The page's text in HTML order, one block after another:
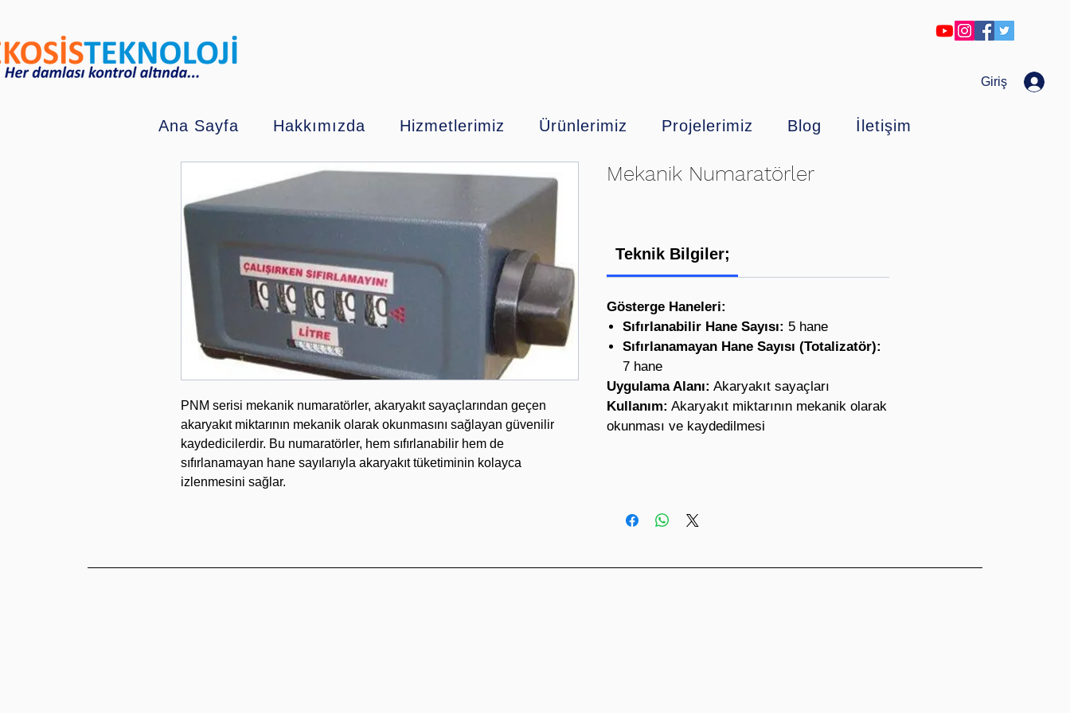
Giriş
Ana Sayfa Hakkımızda Hizmetlerimiz Ürünlerimiz Projelerimiz Blog İletişim
PNM serisi mekanik numaratörler, akaryakıt sayaçlarından geçen
akaryakıt miktarının mekanik olarak okunmasını sağlayan güvenilir
kaydedicilerdir. Bu numaratörler, hem sıfırlanabilir hem de
sıfırlanamayan hane sayılarıyla akaryakıt tüketiminin kolayca
izlenmesini sağlar.
Mekanik Numaratörler
Teknik Bilgiler;
Gösterge Haneleri:
Sıfırlanabilir Hane Sayısı: 5 hane
Sıfırlanamayan Hane Sayısı (Totalizatör):
7 hane
Uygulama Alanı: Akaryakıt sayaçları
Kullanım: Akaryakıt miktarının mekanik olarak
okunması ve kaydedilmesi